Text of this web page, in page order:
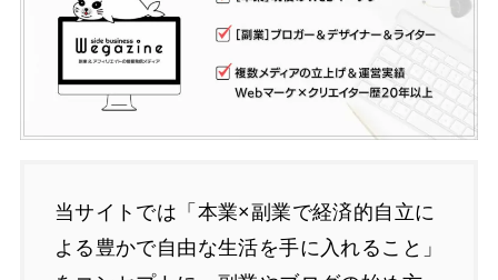
当サイトでは「本業×副業で経済的自立に
よる豊かで自由な生活を手に入れること」